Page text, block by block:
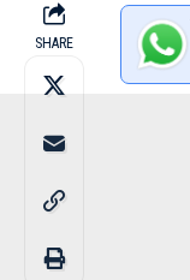
SHARE